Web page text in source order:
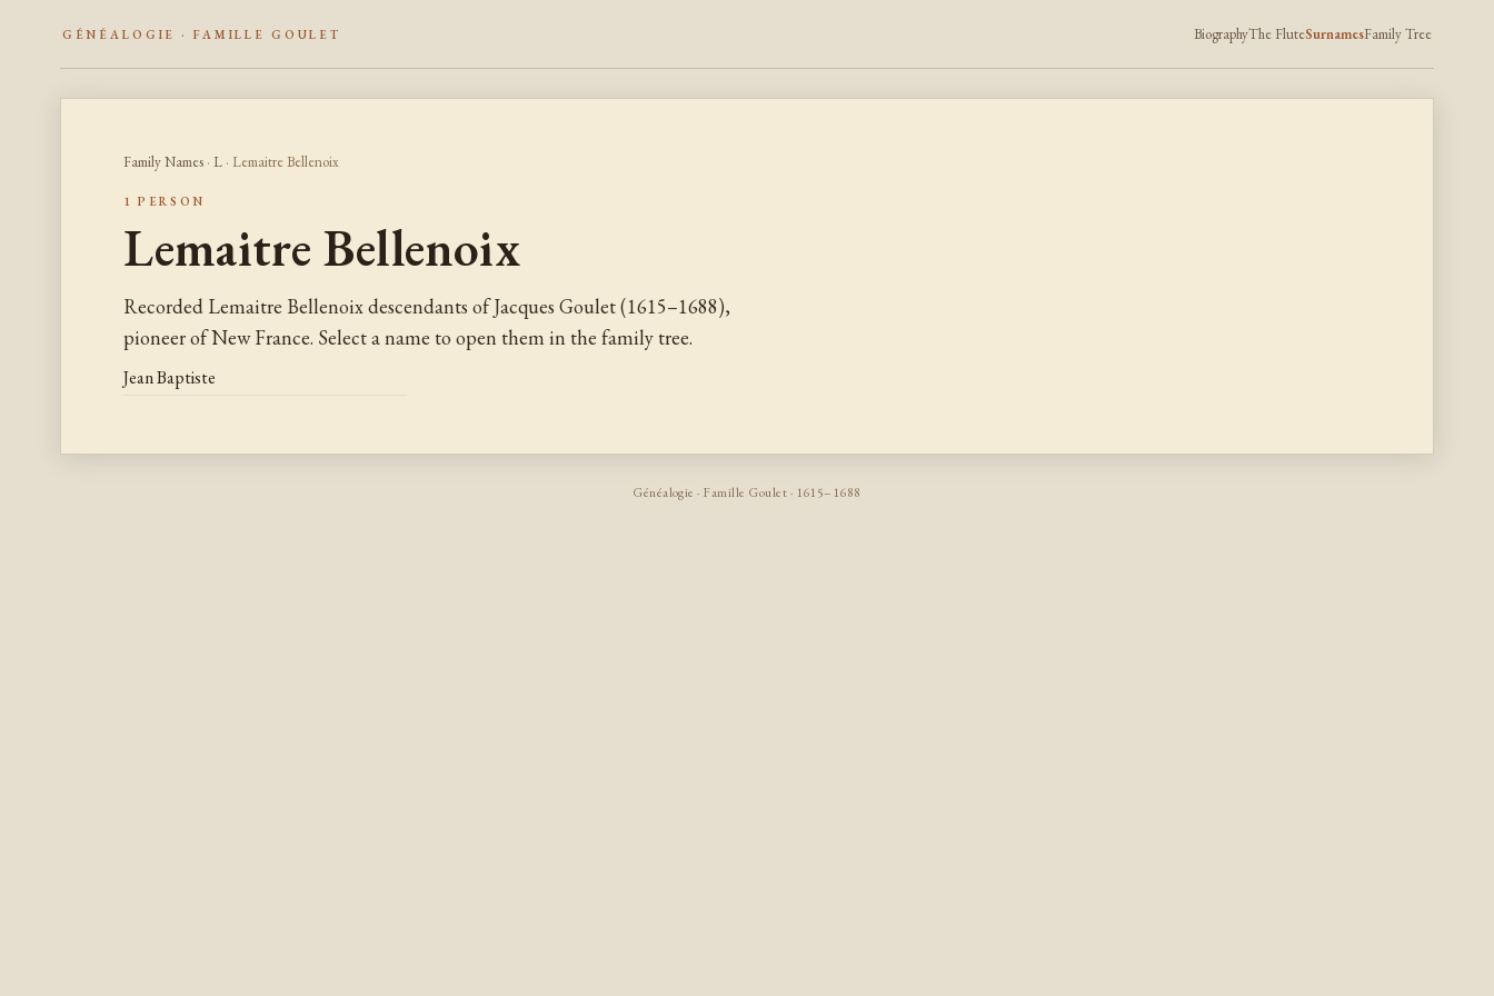
GÉNÉALOGIE · FAMILLE GOULET BiographyThe FluteSurnamesFamily Tree
Family Names· L· Lemaitre Bellenoix
1 PERSON
Lemaitre Bellenoix
Recorded Lemaitre Bellenoix descendants of Jacques Goulet (1615–1688),
pioneer of New France. Select a name to open them in the family tree.
Jean Baptiste
Généalogie · Famille Goulet · 1615–1688